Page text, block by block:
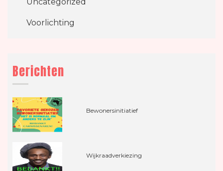
Voorlichting
Berichten
Bewonersinitiatief
Wijkraadverkiezing